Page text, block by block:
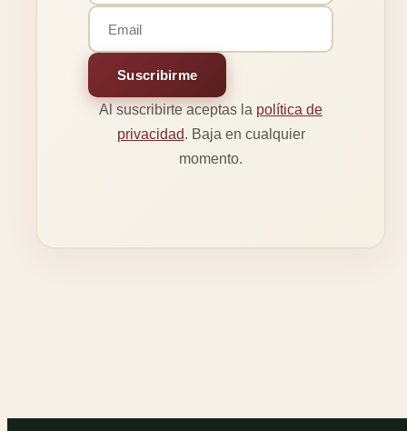
Suscribirme
Al suscribirte aceptas la política de
privacidad. Baja en cualquier
momento.